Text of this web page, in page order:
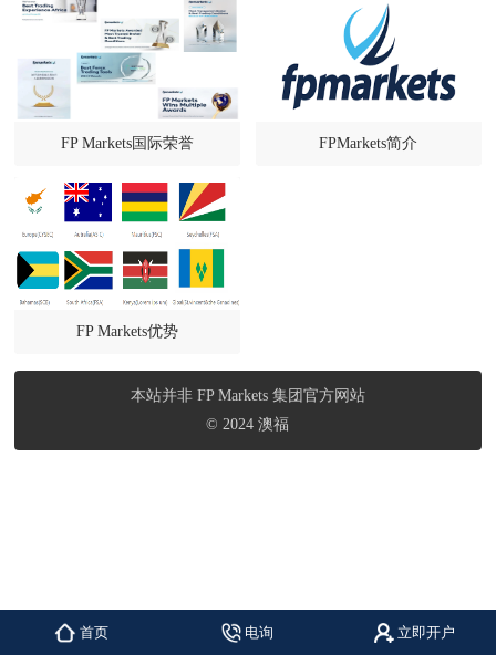
FP Markets国际荣誉 FPMarkets简介
FP Markets优势
本站并非 FP Markets 集团官方网站
© 2024 澳福
首页 电询 立即开户